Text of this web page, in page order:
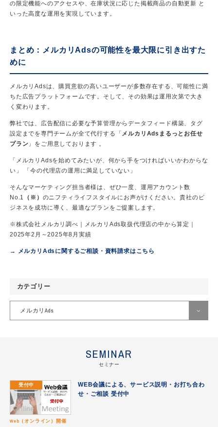
の限定機能へのアクセスや、在庫状況に応じた掲載商品の自動更新 と
いった高度な運用を実現しています。
まとめ：メルカリAdsの可能性を最大限に引き出すた
めに
メルカリAdsは、購買意欲の高いユーザーが多数存在する、可能性に満
ちた広告プラットフォームです。そして、その効果は運用次第で大き
く変わります。
弊社では、広告配信に必要な予算管理からデータフィード構築、タグ
設定までを専門チームが全て代行する「 メルカリAdsまるっとお任せ
プラン 」をご用意しております 。
「メルカリAdsを始めてみたいが、何から手をつければいいかわからな
い」 「今の代理店の運用に満足していない」
そんなマーケティング担当者様は、ぜひ一度、運用アカウント数
No.1
（※） のニフティライフスタイルにお声がけください。貴社のビ
ジネスを成功に導く、最適なプランをご提案します。
※株式会社メルカリ調べ｜メルカリAds取扱代理店の中から算定｜
2025年2月～2025年8月実績
→ メルカリAdsに関するご相談・資料請求はこちら
カテゴリー
メルカリAds
Criteo
Google広告
SEMINAR
セミナー
受付中
Web（オンライン）開催
WEB会議による、サービス説明・お打ち合わ
せ・ご相談 受付中